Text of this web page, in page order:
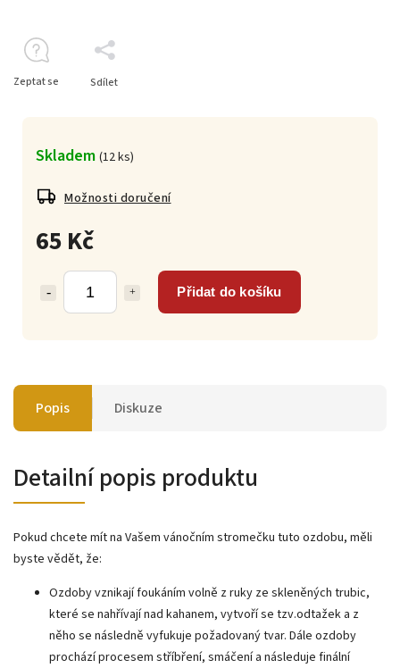
65 Kč
Přidat do košíku
Skladem (12 ks)
Možnosti doručení
Zeptat se Sdílet
Popis Diskuze
Detailní popis produktu
Pokud chcete mít na Vašem vánočním stromečku tuto ozdobu, měli
byste vědět, že:
Ozdoby vznikají foukáním volně z ruky ze skleněných trubic,
které se nahřívají nad kahanem, vytvoří se tzv.odtažek a z
něho se následně vyfukuje požadovaný tvar. Dále ozdoby
prochází procesem stříbření, smáčení a následuje finální